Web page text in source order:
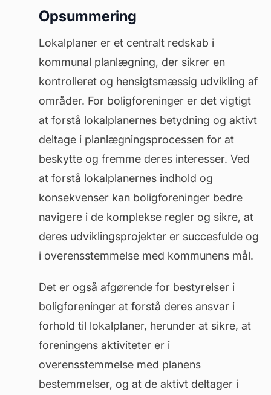
Opsummering
Lokalplaner er et centralt redskab i
kommunal planlægning, der sikrer en
kontrolleret og hensigtsmæssig udvikling af
områder. For boligforeninger er det vigtigt
at forstå lokalplanernes betydning og aktivt
deltage i planlægningsprocessen for at
beskytte og fremme deres interesser. Ved
at forstå lokalplanernes indhold og
konsekvenser kan boligforeninger bedre
navigere i de komplekse regler og sikre, at
deres udviklingsprojekter er succesfulde og
i overensstemmelse med kommunens mål.
Det er også afgørende for bestyrelser i
boligforeninger at forstå deres ansvar i
forhold til lokalplaner, herunder at sikre, at
foreningens aktiviteter er i
overensstemmelse med planens
bestemmelser, og at de aktivt deltager i